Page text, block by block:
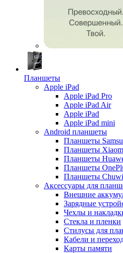
Планшеты
Apple iPad
Apple iPad Pro
Apple iPad Air
Apple iPad
Apple iPad mini
Android планшеты
Планшеты
Планшеты
Планшеты
Планшеты
Планшеты Chuwi
Аксессуары для
Внешние
Зарядные
Чехлы и
Стекла и пленки
Стилусы для
Кабели и
Карты памяти